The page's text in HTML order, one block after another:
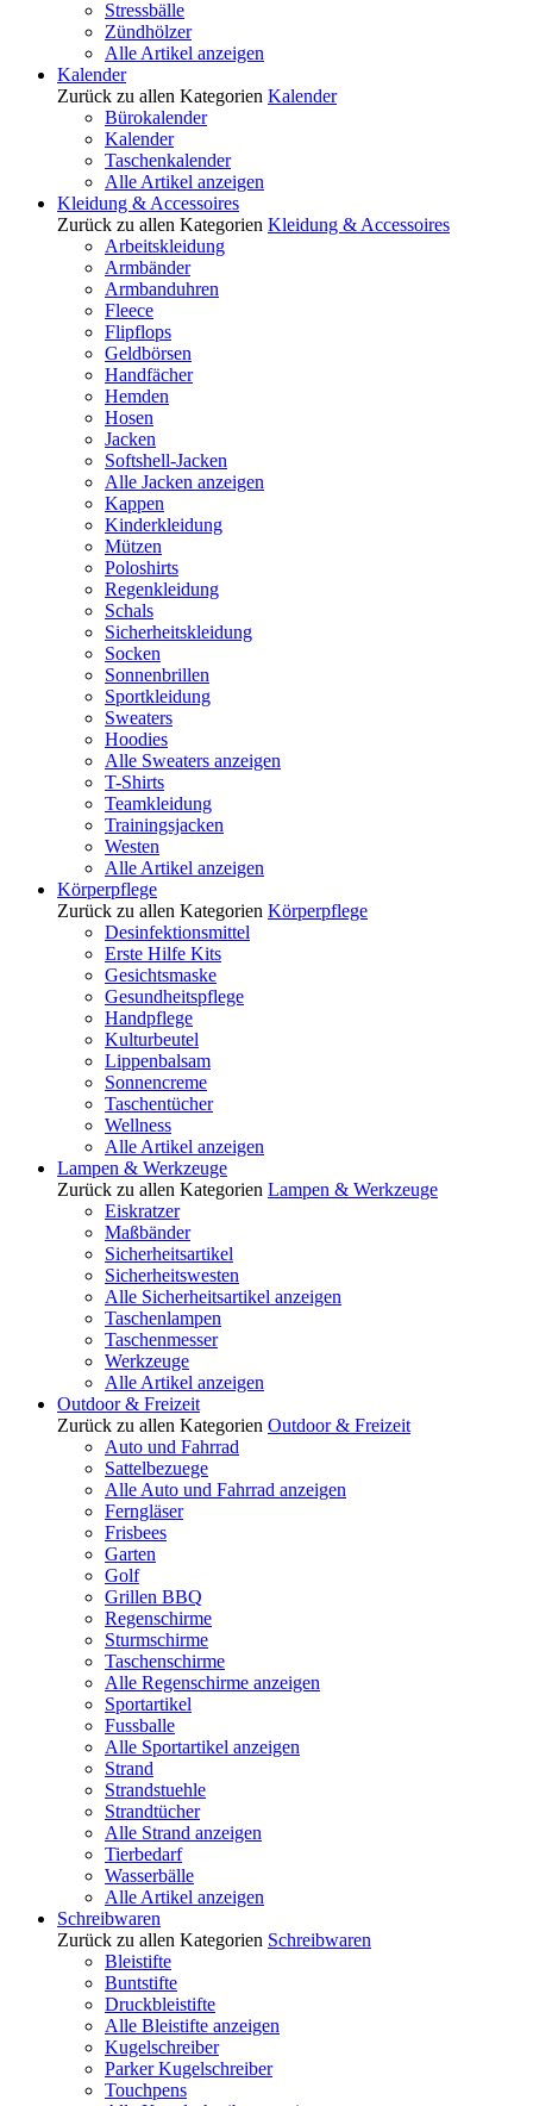
Stressbälle
Zündhölzer
Alle Artikel anzeigen
Kalender
Zurück zu allen Kategorien Kalender
Bürokalender
Kalender
Taschenkalender
Alle Artikel anzeigen
Kleidung & Accessoires
Zurück zu allen Kategorien Kleidung & Accessoires
Arbeitskleidung
Armbänder
Armbanduhren
Fleece
Flipflops
Geldbörsen
Handfächer
Hemden
Hosen
Jacken
Softshell-Jacken
Alle Jacken anzeigen
Kappen
Kinderkleidung
Mützen
Poloshirts
Regenkleidung
Schals
Sicherheitskleidung
Socken
Sonnenbrillen
Sportkleidung
Sweaters
Hoodies
Alle Sweaters anzeigen
T-Shirts
Teamkleidung
Trainingsjacken
Westen
Alle Artikel anzeigen
Körperpflege
Zurück zu allen Kategorien Körperpflege
Desinfektionsmittel
Erste Hilfe Kits
Gesichtsmaske
Gesundheitspflege
Handpflege
Kulturbeutel
Lippenbalsam
Sonnencreme
Taschentücher
Wellness
Alle Artikel anzeigen
Lampen & Werkzeuge
Zurück zu allen Kategorien Lampen & Werkzeuge
Eiskratzer
Maßbänder
Sicherheitsartikel
Sicherheitswesten
Alle Sicherheitsartikel anzeigen
Taschenlampen
Taschenmesser
Werkzeuge
Alle Artikel anzeigen
Outdoor & Freizeit
Zurück zu allen Kategorien Outdoor & Freizeit
Auto und Fahrrad
Sattelbezuege
Alle Auto und Fahrrad anzeigen
Ferngläser
Frisbees
Garten
Golf
Grillen BBQ
Regenschirme
Sturmschirme
Taschenschirme
Alle Regenschirme anzeigen
Sportartikel
Fussballe
Alle Sportartikel anzeigen
Strand
Strandstuehle
Strandtücher
Alle Strand anzeigen
Tierbedarf
Wasserbälle
Alle Artikel anzeigen
Schreibwaren
Zurück zu allen Kategorien Schreibwaren
Bleistifte
Buntstifte
Druckbleistifte
Alle Bleistifte anzeigen
Kugelschreiber
Parker Kugelschreiber
Touchpens